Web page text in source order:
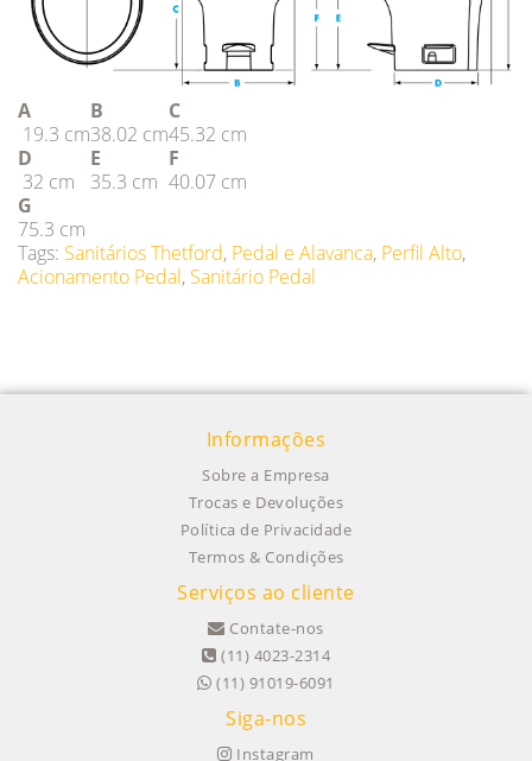
A B
C
19.3 cm38.02 cm45.32 cm
D
E
F
32 cm
35.3 cm 40.07 cm
G
75.3 cm
Tags: Sanitários Thetford, Pedal e Alavanca, Perfil Alto,
Acionamento Pedal, Sanitário Pedal
Informações
Sobre a Empresa
Trocas e Devoluções
Política de Privacidade
Termos & Condições
Serviços ao cliente
Contate-nos
(11) 4023-2314
(11) 91019-6091
Siga-nos
Instagram